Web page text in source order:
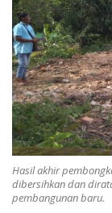
Hasil akhir
dibersihkan dan
pembangunan baru.